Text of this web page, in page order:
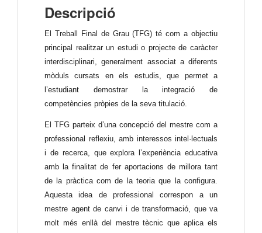
Descripció
El Treball Final de Grau (TFG) té com a objectiu
principal realitzar un estudi o projecte de caràcter
interdisciplinari, generalment associat a diferents
mòduls cursats en els estudis, que permet a
l’estudiant demostrar la integració de
competències pròpies de la seva titulació.
El TFG parteix d’una concepció del mestre com a
professional reflexiu, amb interessos intel·lectuals
i de recerca, que explora l’experiència educativa
amb la finalitat de fer aportacions de millora tant
de la pràctica com de la teoria que la configura.
Aquesta idea de professional correspon a un
mestre agent de canvi i de transformació, que va
molt més enllà del mestre tècnic que aplica els